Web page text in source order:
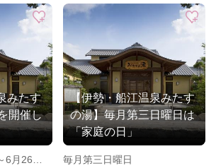
みたす
開催し
月26日
【伊勢・船江温泉みたす
の湯】毎月第三日曜日は
「家庭の日」
毎月第三日曜日